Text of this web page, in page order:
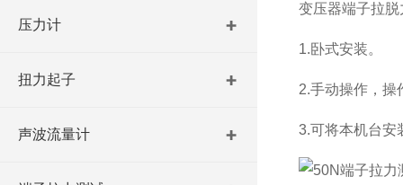
压力计
扭力起子
声波流量计
变压器端子拉脱
1.卧式安装。
2.手动操作，操
3.可将本机台安